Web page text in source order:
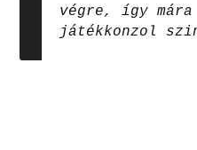
végre, így
játékkonzol